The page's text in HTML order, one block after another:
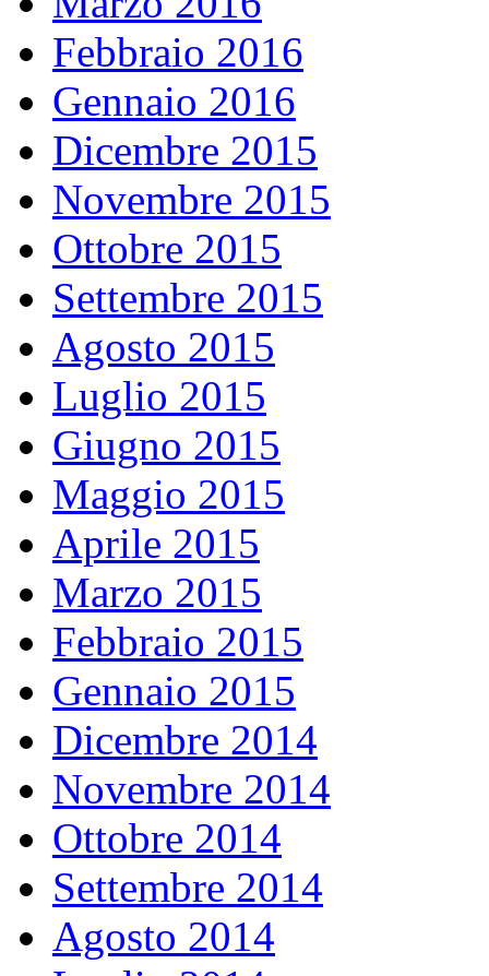
Febbraio 2016
Gennaio 2016
Dicembre 2015
Novembre 2015
Ottobre 2015
Settembre 2015
Agosto 2015
Luglio 2015
Giugno 2015
Maggio 2015
Aprile 2015
Marzo 2015
Febbraio 2015
Gennaio 2015
Dicembre 2014
Novembre 2014
Ottobre 2014
Settembre 2014
Agosto 2014